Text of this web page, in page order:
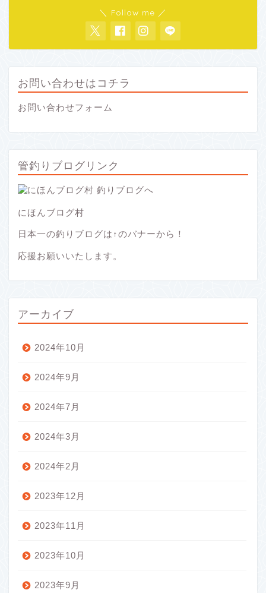
＼ Follow me ／
お問い合わせはコチラ
お問い合わせフォーム
管釣りブログリンク
にほんブログ村
日本一の釣りブログは↑のバナーから！
応援お願いいたします。
アーカイブ
2024年10月
2024年9月
2024年7月
2024年3月
2024年2月
2023年12月
2023年11月
2023年10月
2023年9月